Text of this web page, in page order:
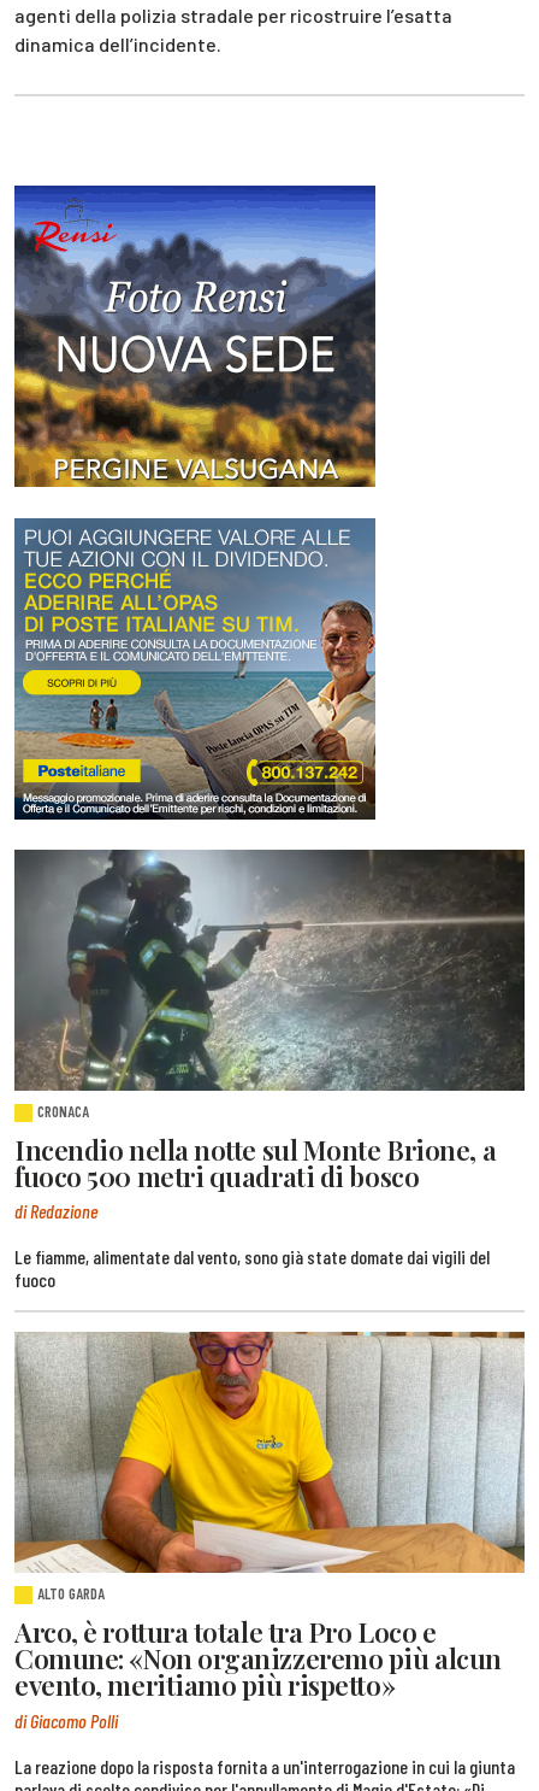
agenti della polizia stradale per ricostruire l’esatta
dinamica dell’incidente.
CRONACA
Incendio nella notte sul Monte Brione, a
fuoco 500 metri quadrati di bosco
di Redazione
Le fiamme, alimentate dal vento, sono già state domate dai vigili del
fuoco
ALTO GARDA
Arco, è rottura totale tra Pro Loco e
Comune: «Non organizzeremo più alcun
evento, meritiamo più rispetto»
di Giacomo Polli
La reazione dopo la risposta fornita a un'interrogazione in cui la giunta